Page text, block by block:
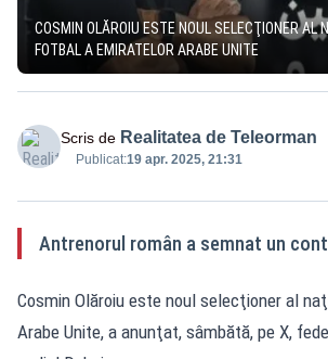
COSMIN OLĂROIU ESTE NOUL SELECŢIONER AL
FOTBAL A EMIRATELOR ARABE UNITE
Scris de Realitatea de Teleorman
Publicat:19 apr. 2025, 21:31
Antrenorul român a semnat un
Cosmin Olăroiu este noul selecţioner al
Arabe Unite, a anunţat, sâmbătă, pe X,